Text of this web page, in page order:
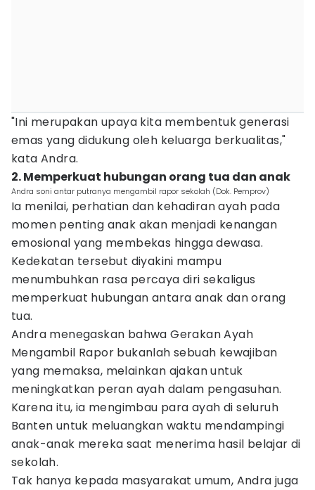
"Ini merupakan upaya kita membentuk generasi
emas yang didukung oleh keluarga berkualitas,"
kata Andra.
2. Memperkuat hubungan orang tua dan anak
Andra soni antar putranya mengambil rapor sekolah (Dok. Pemprov)
Ia menilai, perhatian dan kehadiran ayah pada
momen penting anak akan menjadi kenangan
emosional yang membekas hingga dewasa.
Kedekatan tersebut diyakini mampu
menumbuhkan rasa percaya diri sekaligus
memperkuat hubungan antara anak dan orang
tua.
Andra menegaskan bahwa Gerakan Ayah
Mengambil Rapor bukanlah sebuah kewajiban
yang memaksa, melainkan ajakan untuk
meningkatkan peran ayah dalam pengasuhan.
Karena itu, ia mengimbau para ayah di seluruh
Banten untuk meluangkan waktu mendampingi
anak-anak mereka saat menerima hasil belajar di
sekolah.
Tak hanya kepada masyarakat umum, Andra juga